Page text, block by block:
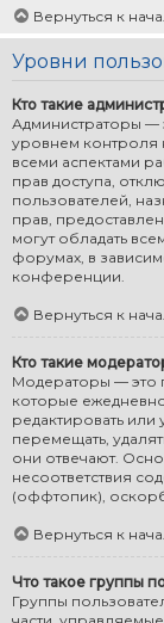
Вернуться к
Уровни
Кто такие
Администраторы —
уровнем контроля
всеми аспектами
прав доступа,
пользователей,
прав,
могут обладать
форумах, в
конференции.
Вернуться к
Кто такие
Модераторы — это
которые
редактировать или
перемещать,
они отвечают.
несоответствия
(оффтопик),
Вернуться к
Что такое группы
Группы